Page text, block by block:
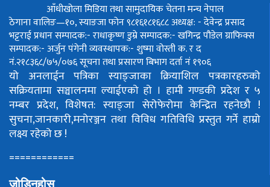
आँधीखोला मिडिया तथा सामुदायिक चेतना मन्च नेपाल
ठेगाना वालिङ—१०, स्याङजा फोन ९८१६१८१६८८अध्यक्ष: - देवेन्द्र प्रसाद
भट्टराईप्रधान सम्पादक:- राधाकृष्ण डुम्रेसम्पादक:- खगिन्द्र पौडेलग्राफिक्स
सम्पादक:- अर्जुन पंगेनीव्यवस्थापक:- शुष्मा वोस्तीक. र द
नं.२१८३६८/७५/०७६सूचना तथा प्रसारण बिभाग दर्ता नं १९०६
यो अनलाईन पत्रिका स्याङ्जाका क्रियाशिल पत्रकारहरुको
सक्रियतामा सञ्चालनमा ल्याईएको हो । हामी गण्डकी प्रदेश र ५
नम्बर प्रदेश, विशेषत: स्याङ्जा सेरोफेरोमा केन्द्रित रहनेछौ !
सुचना,जानकारी,मनोरञ्जन तथा विविध गतिविधि प्रस्तुत गर्ने हाम्रो
लक्ष्य रहेको छ !
============
जोडिनुहोस